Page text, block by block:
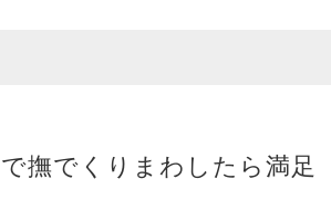
撫でくりまわしたら満足